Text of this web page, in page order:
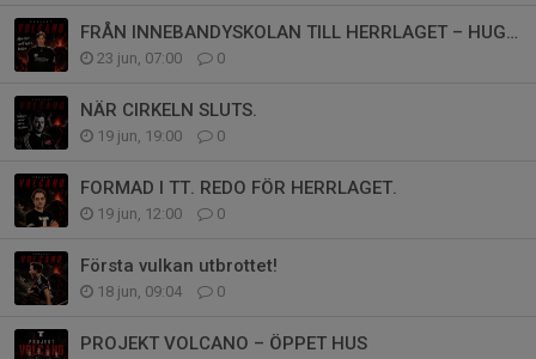
FRÅN INNEBANDYSKOLAN TILL HERRLAGET – HUGO FORTSÄTTER RESAN I TT
23 jun, 07:00 0
NÄR CIRKELN SLUTS.
19 jun, 19:00 0
FORMAD I TT. REDO FÖR HERRLAGET.
19 jun, 12:00 0
Första vulkan utbrottet!
18 jun, 09:04 0
PROJEKT VOLCANO – ÖPPET HUS